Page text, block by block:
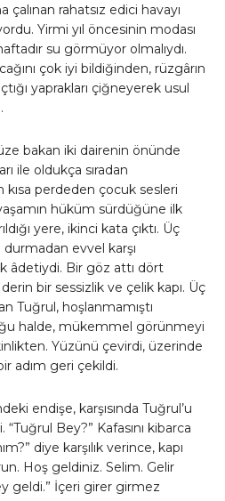
rahatsız edici havayı
Yirmi yıl öncesinin modası
su görmüyor olmalıydı.
çok iyi bildiğinden, rüzgârın
yaprakları çiğneyerek usul
bakan iki dairenin önünde
ile oldukça sıradan
kısa perdeden çocuk sesleri
hüküm sürdüğüne ilk
yere, ikinci kata çıktı. Üç
evvel karşı
âdetiydi. Bir göz attı dört
bir sessizlik ve çelik kapı. Üç
Tuğrul, hoşlanmamıştı
halde, mükemmel görünmeyi
Yüzünü çevirdi, üzerinde
adım geri çekildi.
endişe, karşısında Tuğrul’u
Bey?” Kafasını kibarca
diye karşılık verince, kapı
Hoş geldiniz. Selim. Gelir
geldi.” İçeri girer girmez